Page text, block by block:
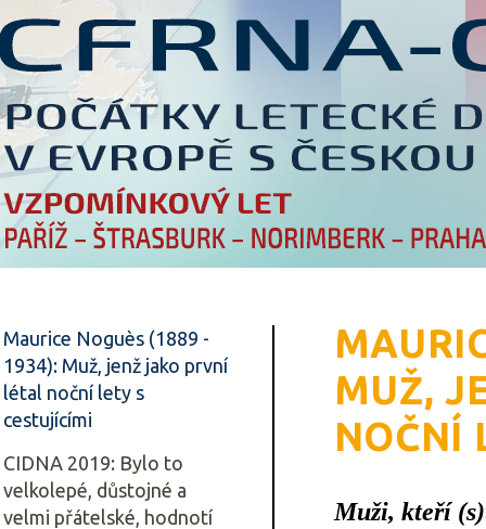
MUŽ,
NOČNÍ
Muži, kteří
Maurice Noguès (1889 -
1934): Muž, jenž jako první
létal noční lety s
cestujícími
CIDNA 2019: Bylo to
velkolepé, důstojné a
velmi přátelské, hodnotí